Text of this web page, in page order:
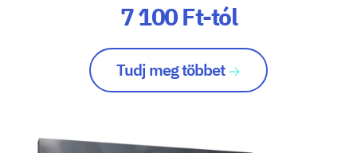
7 100 Ft-tól
Tudj meg többet